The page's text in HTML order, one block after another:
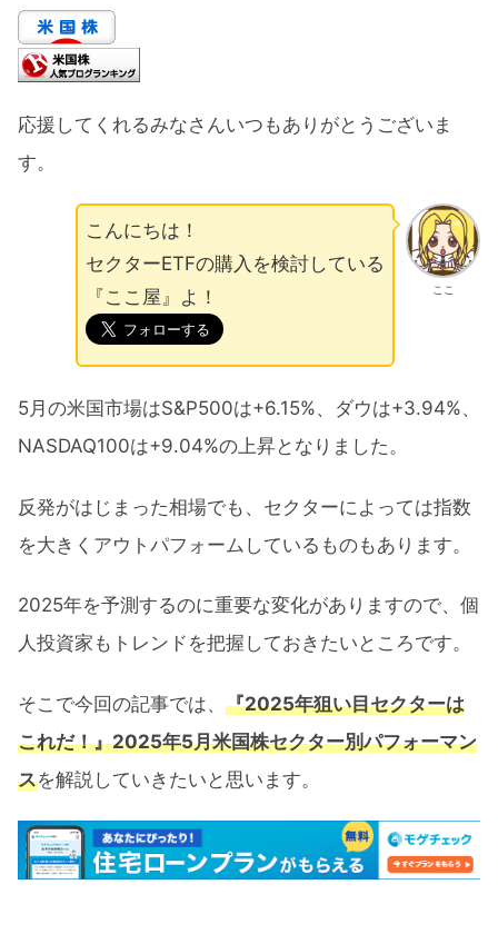
応援してくれるみなさんいつもありがとうございま
す。
ここ
こんにちは！
セクターETFの購入を検討している
『ここ屋』よ！
5月の米国市場はS&P500は+6.15%、ダウは+3.94%、
NASDAQ100は+9.04%の上昇となりました。
反発がはじまった相場でも、セクターによっては指数
を大きくアウトパフォームしているものもあります。
2025年を予測するのに重要な変化がありますので、個
人投資家もトレンドを把握しておきたいところです。
そこで今回の記事では、 『2025年狙い目セクターは
これだ！』2025年5月米国株セクター別パフォーマン
スを解説していきたいと思います。